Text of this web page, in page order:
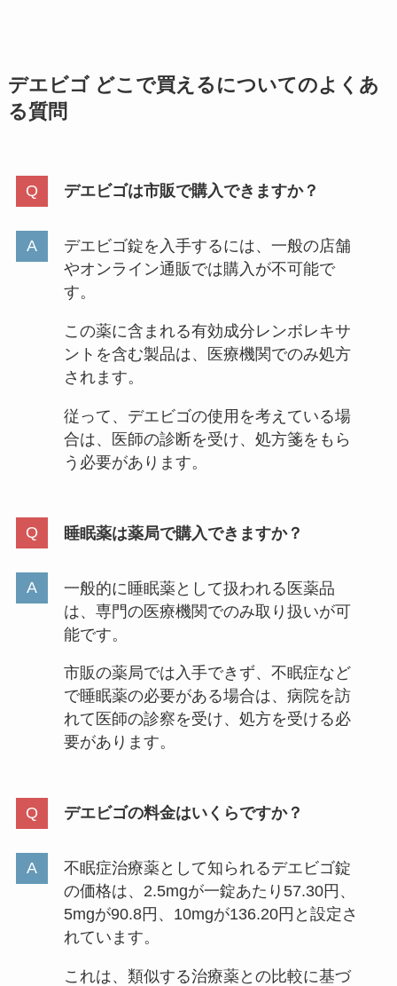
デエビゴ どこで買えるについてのよくあ
る質問
デエビゴは市販で購入できますか？
デエビゴ錠を入手するには、一般の店舗
やオンライン通販では購入が不可能で
す。
この薬に含まれる有効成分レンボレキサ
ントを含む製品は、医療機関でのみ処方
されます。
従って、デエビゴの使用を考えている場
合は、医師の診断を受け、処方箋をもら
う必要があります。
睡眠薬は薬局で購入できますか？
一般的に睡眠薬として扱われる医薬品
は、専門の医療機関でのみ取り扱いが可
能です。
市販の薬局では入手できず、不眠症など
で睡眠薬の必要がある場合は、病院を訪
れて医師の診察を受け、処方を受ける必
要があります。
デエビゴの料金はいくらですか？
不眠症治療薬として知られるデエビゴ錠
の価格は、2.5mgが一錠あたり57.30円、
5mgが90.8円、10mgが136.20円と設定さ
れています。
これは、類似する治療薬との比較に基づ